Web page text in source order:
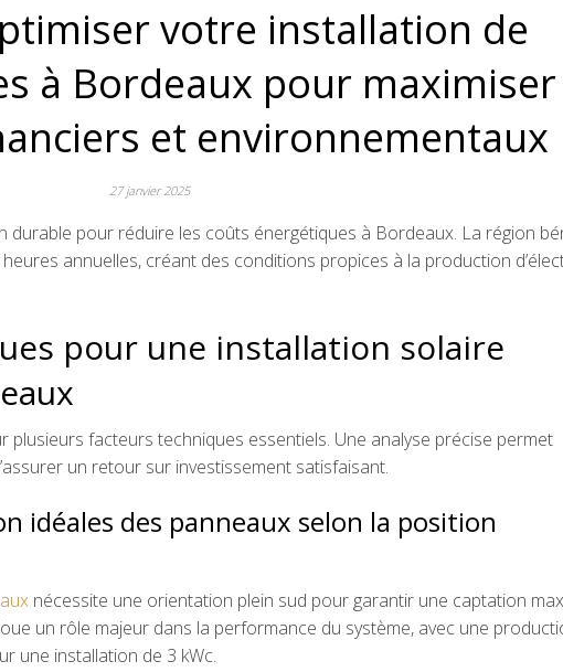
votre installation de
à Bordeaux pour maximiser
et environnementaux
27 janvier 2025
durable pour réduire les coûts énergétiques à Bordeaux. La région
annuelles, créant des conditions propices à la production
pour une installation solaire
plusieurs facteurs techniques essentiels. Une analyse précise permet
un retour sur investissement satisfaisant.
idéales des panneaux selon la position
nécessite une orientation plein sud pour garantir une captation
joue un rôle majeur dans la performance du système, avec une
une installation de 3 kWc.